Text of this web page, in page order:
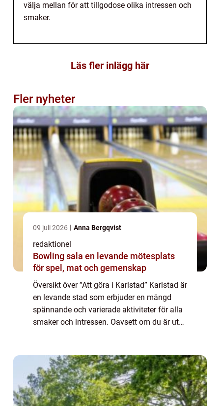
välja mellan för att tillgodose olika intressen och
smaker.
Läs fler inlägg här
Fler nyheter
09 juli 2026 Anna Bergqvist
redaktionel
Bowling sala en levande mötesplats
för spel, mat och gemenskap
Översikt över ”Att göra i Karlstad” Karlstad är
en levande stad som erbjuder en mängd
spännande och varierade aktiviteter för alla
smaker och intressen. Oavsett om du är ute